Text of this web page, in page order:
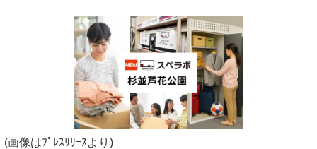
(画像はﾌﾟﾚｽﾘﾘｰｽより)